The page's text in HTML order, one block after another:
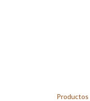
Productos